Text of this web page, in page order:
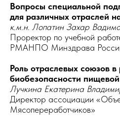
Вопросы специальной
для различных отраслей
к.м.н. Лопатин Захар
Проректор по учебной
РМАНПО Минздрава
Роль отраслевых союзов
биобезопасности
Лучкина Екатерина
Директор ассоциации
Мясопереработчиков»